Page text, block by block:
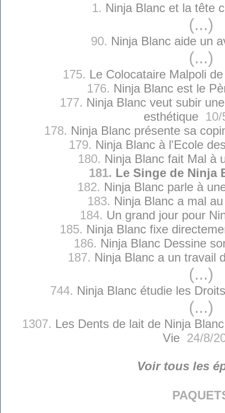
1. Ninja Blanc et la tête
(...)
90. Ninja Blanc aide un
(...)
175. Le Colocataire Malpoli
176. Ninja Blanc est le
177. Ninja Blanc veut subir
esthétique 10/
178. Ninja Blanc présente sa
179. Ninja Blanc à l'Ecole
180. Ninja Blanc fait Mal à
181. Le Singe de Ninja
182. Ninja Blanc parle à
183. Ninja Blanc a mal
184. Un grand jour pour
185. Ninja Blanc fixe
186. Ninja Blanc Dessine
187. Ninja Blanc a un travail
(...)
744. Ninja Blanc étudie les
(...)
1307. Les Dents de lait de Ninja
Vie24/8/
Voir tous les